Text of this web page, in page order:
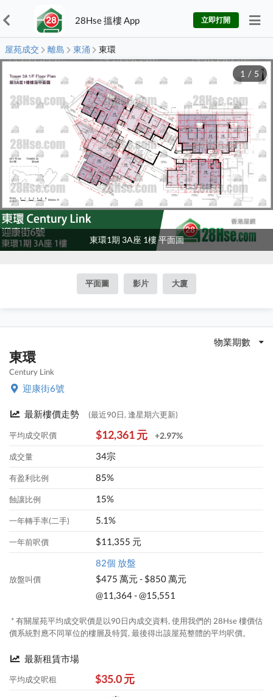
28Hse 搵樓 App 立即打開
屋苑成交 離島 東涌 東環
東環1期 3A座 1樓 平面圖
1 / 5
平面圖 影片 大廈
物業期數
東環
Century Link
迎康街6號
最新樓價走勢 (最近90日, 逢星期六更新)
平均成交呎價 $12,361 元 +2.97%
成交量 34宗
有盈利比例 85%
蝕讓比例 15%
一年轉手率(二手) 5.1%
一年前呎價 $11,355 元
放盤叫價
82個 放盤
$475 萬元 - $850 萬元
@11,364 - @15,551
* 有關屋苑平均成交呎價是以90日內成交資料, 使用我們的 28Hse 樓價估
價系統對應不同單位的樓層及特質, 最後得出該屋苑整體的平均呎價。
最新租賃市場
平均成交呎租 $35.0 元